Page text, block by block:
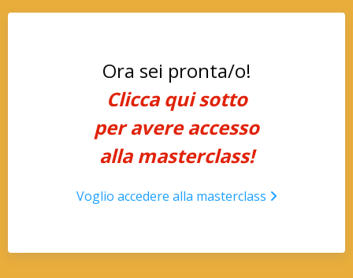
Ora sei pronta/o!
Clicca qui sotto
per avere accesso
alla masterclass!
Voglio accedere alla masterclass